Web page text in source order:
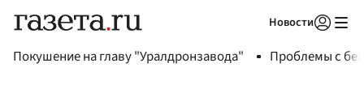
Новости
Покушение на главу "Уралдронзавода" Проблемы с